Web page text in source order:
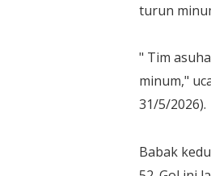
turun
" Tim
minum,"
31/5/2026).
Babak